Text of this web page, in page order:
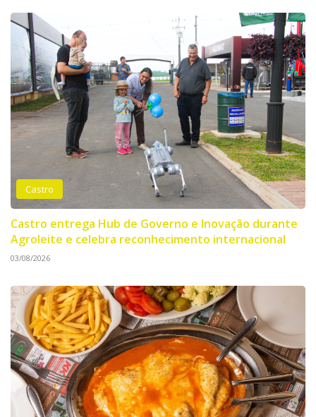
Castro
Castro entrega Hub de Governo e Inovação durante
Agroleite e celebra reconhecimento internacional
03/08/2026